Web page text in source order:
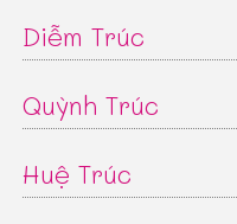
Diễm Trúc
Quỳnh Trúc
Huệ Trúc